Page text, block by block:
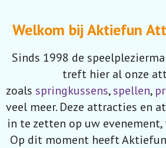
Welkom bij Aktiefun
Sinds 1998 de
treft hier al onze
zoals springkussens,spellen,
veel meer. Deze attracties en
in te zetten op uw
Op dit moment heeft